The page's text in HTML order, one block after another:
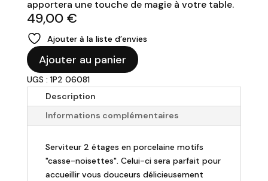
apportera une touche de magie à votre table.
49,00 €
Ajouter à la liste d’envies
quantité
de
Serviteur
étages
Ajouter au panier
UGS : 1P2 06081
Description
Informations complémentaires
Serviteur 2 étages en porcelaine motifs
"casse-noisettes". Celui-ci sera parfait pour
accueillir vous douceurs délicieusement